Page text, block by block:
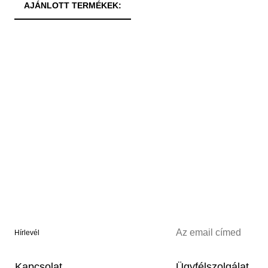
AJÁNLOTT TERMÉKEK:
Hírlevél